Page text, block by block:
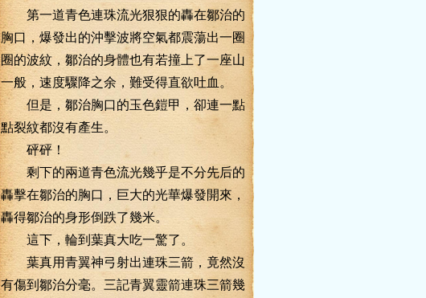
第一道青色連珠流光狠狠的轟在鄒治的
胸口，爆發出的沖擊波將空氣都震蕩出一圈
圈的波紋，鄒治的身體也有若撞上了一座山
一般，速度驟降之余，難受得直欲吐血。
但是，鄒治胸口的玉色鎧甲，卻連一點
點裂紋都沒有產生。
砰砰！
剩下的兩道青色流光幾乎是不分先后的
轟擊在鄒治的胸口，巨大的光華爆發開來，
轟得鄒治的身形倒跌了幾米。
這下，輪到葉真大吃一驚了。
葉真用青翼神弓射出連珠三箭，竟然沒
有傷到鄒治分毫。三記青翼靈箭連珠三箭幾